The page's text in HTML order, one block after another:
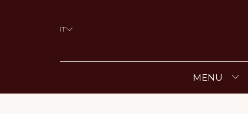
IT
MENU